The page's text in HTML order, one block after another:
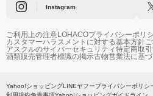
Instagram
ご利用上の注意LOHACOプライバシーポリ
カスタマーハラスメントに対する基本方針
アスクルのサイバーセキュリティ特定商取
酒類販売管理者標識の掲示古物営業法に基
Yahoo!ショッピングLINEヤフープライバシーポリシ